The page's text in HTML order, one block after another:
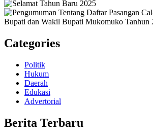
Categories
Politik
Hukum
Daerah
Edukasi
Advertorial
Berita Terbaru